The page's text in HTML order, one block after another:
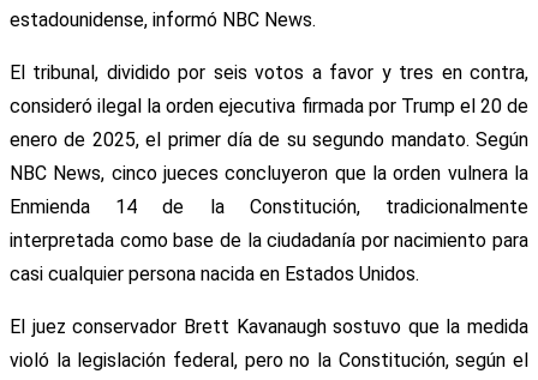
estadounidense, informó NBC News.
El tribunal, dividido por seis votos a favor y tres en contra,
consideró ilegal la orden ejecutiva firmada por Trump el 20 de
enero de 2025, el primer día de su segundo mandato. Según
NBC News, cinco jueces concluyeron que la orden vulnera la
Enmienda 14 de la Constitución, tradicionalmente
interpretada como base de la ciudadanía por nacimiento para
casi cualquier persona nacida en Estados Unidos.
El juez conservador Brett Kavanaugh sostuvo que la medida
violó la legislación federal, pero no la Constitución, según el